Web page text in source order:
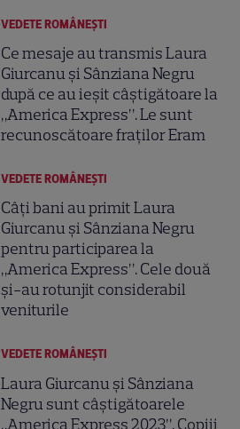
VEDETE ROMÂNEŞTI
Ce mesaje au transmis Laura
Giurcanu și Sânziana Negru
după ce au ieșit câștigătoare la
„America Express”. Le sunt
recunoscătoare fraților Eram
VEDETE ROMÂNEŞTI
Câți bani au primit Laura
Giurcanu și Sânziana Negru
pentru participarea la
„America Express”. Cele două
și-au rotunjit considerabil
veniturile
VEDETE ROMÂNEŞTI
Laura Giurcanu și Sânziana
Negru sunt câștigătoarele
„America Express 2023”. Copiii